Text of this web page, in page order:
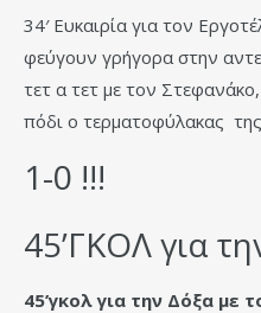
34′ Ευκαιρία για τον
φεύγουν γρήγορα στην
τετ α τετ με τον
πόδι ο τερματοφύλακας
1-0 !!!
45’ΓΚΟΛ για
45’γκολ για την Δόξα